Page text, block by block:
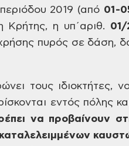
περιόδου 2019 (από 01-
Κρήτης, η υπ΄αριθ.
01/
πυρός σε δάση,
τους ιδιοκτήτες,
εντός πόλης
να προβαίνουν